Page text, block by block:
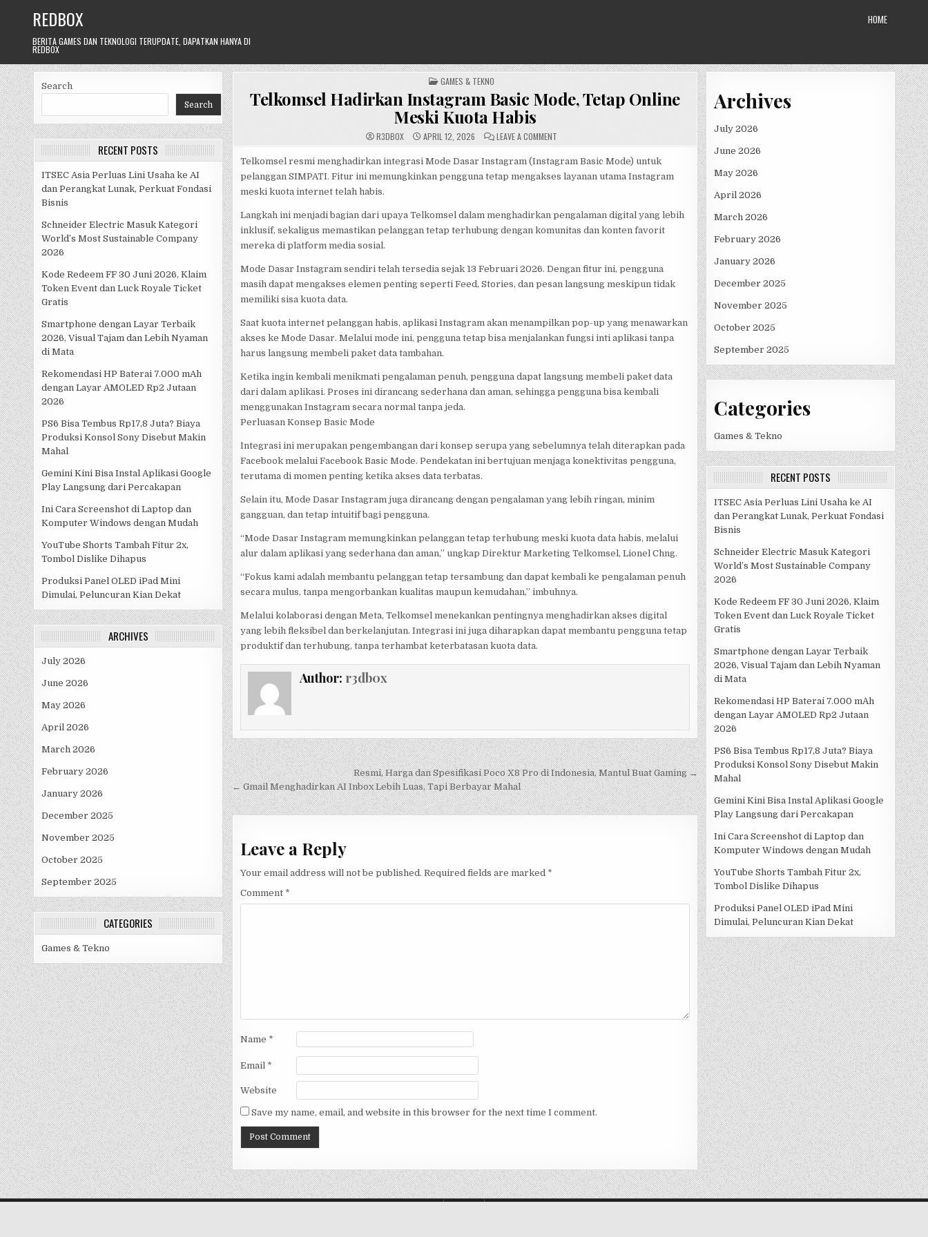
REDBOX
BERITA GAMES DAN TEKNOLOGI TERUPDATE, DAPATKAN HANYA DI
REDBOX
HOME
Search
Search
RECENT POSTS
ITSEC Asia Perluas Lini Usaha ke AI
dan Perangkat Lunak, Perkuat Fondasi
Bisnis
Schneider Electric Masuk Kategori
World’s Most Sustainable Company
2026
Kode Redeem FF 30 Juni 2026, Klaim
Token Event dan Luck Royale Ticket
Gratis
Smartphone dengan Layar Terbaik
2026, Visual Tajam dan Lebih Nyaman
di Mata
Rekomendasi HP Baterai 7.000 mAh
dengan Layar AMOLED Rp2 Jutaan
2026
PS6 Bisa Tembus Rp17,8 Juta? Biaya
Produksi Konsol Sony Disebut Makin
Mahal
Gemini Kini Bisa Instal Aplikasi Google
Play Langsung dari Percakapan
Ini Cara Screenshot di Laptop dan
Komputer Windows dengan Mudah
YouTube Shorts Tambah Fitur 2x,
Tombol Dislike Dihapus
Produksi Panel OLED iPad Mini
Dimulai, Peluncuran Kian Dekat
ARCHIVES
July 2026
June 2026
May 2026
April 2026
March 2026
February 2026
January 2026
December 2025
November 2025
October 2025
September 2025
CATEGORIES
Games & Tekno
POSTED
IN
GAMES & TEKNO
Telkomsel Hadirkan Instagram Basic Mode, Tetap Online
Meski Kuota Habis
R3DB0X APRIL 12, 2026 LEAVE A COMMENTON
INSTAGRAM
BASIC
MODE,
HABIS
Telkomsel resmi menghadirkan integrasi Mode Dasar Instagram (Instagram Basic Mode) untuk
pelanggan SIMPATI. Fitur ini memungkinkan pengguna tetap mengakses layanan utama Instagram
meski kuota internet telah habis.
Langkah ini menjadi bagian dari upaya Telkomsel dalam menghadirkan pengalaman digital yang lebih
inklusif, sekaligus memastikan pelanggan tetap terhubung dengan komunitas dan konten favorit
mereka di platform media sosial.
Mode Dasar Instagram sendiri telah tersedia sejak 13 Februari 2026. Dengan fitur ini, pengguna
masih dapat mengakses elemen penting seperti Feed, Stories, dan pesan langsung meskipun tidak
memiliki sisa kuota data.
Saat kuota internet pelanggan habis, aplikasi Instagram akan menampilkan pop-up yang menawarkan
akses ke Mode Dasar. Melalui mode ini, pengguna tetap bisa menjalankan fungsi inti aplikasi tanpa
harus langsung membeli paket data tambahan.
Ketika ingin kembali menikmati pengalaman penuh, pengguna dapat langsung membeli paket data
dari dalam aplikasi. Proses ini dirancang sederhana dan aman, sehingga pengguna bisa kembali
menggunakan Instagram secara normal tanpa jeda.
Perluasan Konsep Basic Mode
Integrasi ini merupakan pengembangan dari konsep serupa yang sebelumnya telah diterapkan pada
Facebook melalui Facebook Basic Mode. Pendekatan ini bertujuan menjaga konektivitas pengguna,
terutama di momen penting ketika akses data terbatas.
Selain itu, Mode Dasar Instagram juga dirancang dengan pengalaman yang lebih ringan, minim
gangguan, dan tetap intuitif bagi pengguna.
“Mode Dasar Instagram memungkinkan pelanggan tetap terhubung meski kuota data habis, melalui
alur dalam aplikasi yang sederhana dan aman,” ungkap Direktur Marketing Telkomsel, Lionel Chng.
“Fokus kami adalah membantu pelanggan tetap tersambung dan dapat kembali ke pengalaman penuh
secara mulus, tanpa mengorbankan kualitas maupun kemudahan,” imbuhnya.
Melalui kolaborasi dengan Meta, Telkomsel menekankan pentingnya menghadirkan akses digital
yang lebih fleksibel dan berkelanjutan. Integrasi ini juga diharapkan dapat membantu pengguna tetap
produktif dan terhubung, tanpa terhambat keterbatasan kuota data.
Author: r3db0x
Post
navigation
Resmi, Harga dan Spesifikasi Poco X8 Pro di Indonesia, Mantul Buat Gaming →
← Gmail Menghadirkan AI Inbox Lebih Luas, Tapi Berbayar Mahal
Leave a Reply
Your email address will not be published. Required fields are marked *
Comment *
Name *
Email *
Website
Save my name, email, and website in this browser for the next time I comment.
Archives
July 2026
June 2026
May 2026
April 2026
March 2026
February 2026
January 2026
December 2025
November 2025
October 2025
September 2025
Categories
Games & Tekno
RECENT POSTS
ITSEC Asia Perluas Lini Usaha ke AI
dan Perangkat Lunak, Perkuat Fondasi
Bisnis
Schneider Electric Masuk Kategori
World’s Most Sustainable Company
2026
Kode Redeem FF 30 Juni 2026, Klaim
Token Event dan Luck Royale Ticket
Gratis
Smartphone dengan Layar Terbaik
2026, Visual Tajam dan Lebih Nyaman
di Mata
Rekomendasi HP Baterai 7.000 mAh
dengan Layar AMOLED Rp2 Jutaan
2026
PS6 Bisa Tembus Rp17,8 Juta? Biaya
Produksi Konsol Sony Disebut Makin
Mahal
Gemini Kini Bisa Instal Aplikasi Google
Play Langsung dari Percakapan
Ini Cara Screenshot di Laptop dan
Komputer Windows dengan Mudah
YouTube Shorts Tambah Fitur 2x,
Tombol Dislike Dihapus
Produksi Panel OLED iPad Mini
Dimulai, Peluncuran Kian Dekat